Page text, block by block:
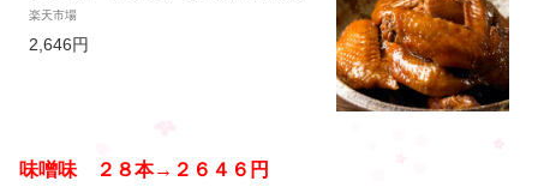
大容量 さんわの手羽煮 醤油28本 創業
先使用 常温 簡単調理
楽天市場
2,646円
味噌味 ２８本→２６４６円